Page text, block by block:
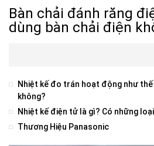
Bàn chải đánh răng
dùng bàn chải điện
Nhiệt kế đo trán hoạt động như thế
không?
Nhiệt kế điện tử là gì? Có những
Thương Hiệu Panasonic